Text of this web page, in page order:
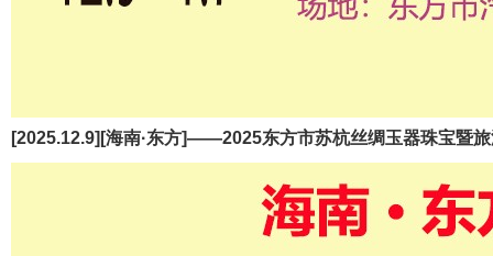
[2025.12.9][海南·东方]——2025东方市苏杭丝绸玉器珠宝暨